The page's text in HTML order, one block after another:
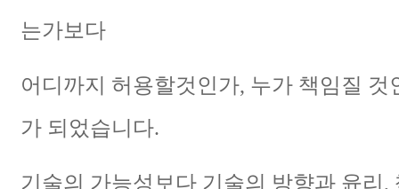
는가보다
어디까지 허용할것인가, 누가 책임질 것
가 되었습니다.
기술의 가능성보다 기술의 방향과 윤리,